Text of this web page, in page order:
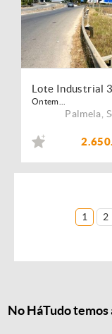
Ontem...
Palmela
1 2
No HáTudo